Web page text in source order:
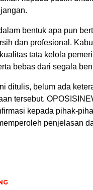
bentuk apa pun
dan profesional.
tata kelola
bebas dari segala
ditulis, belum ada
tersebut.
kepada pihak-
penjelasan